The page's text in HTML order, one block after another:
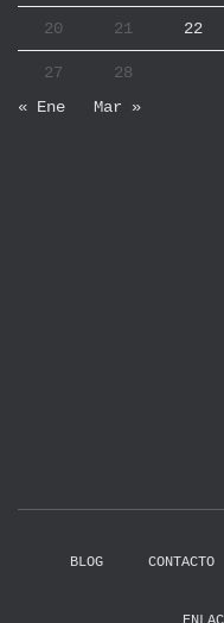
20 21 22
27
28
« Ene
Mar »
BLOG CONTACTO